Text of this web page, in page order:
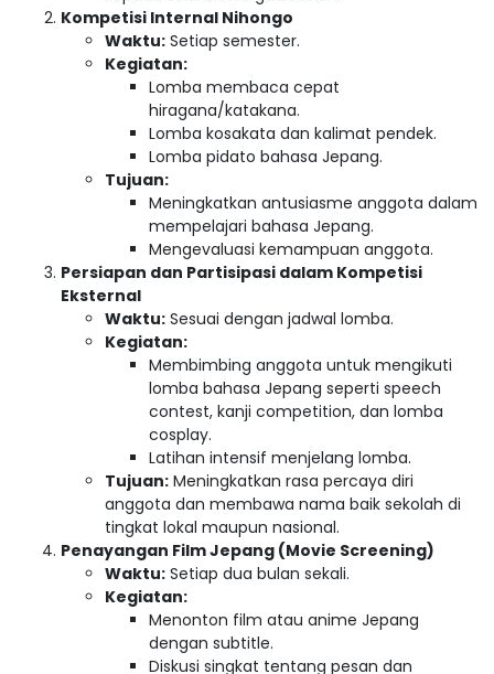
Kompetisi Internal Nihongo
Waktu: Setiap semester.
Kegiatan:
Lomba membaca cepat
hiragana/katakana.
Lomba kosakata dan kalimat pendek.
Lomba pidato bahasa Jepang.
Tujuan:
Meningkatkan antusiasme anggota dalam
mempelajari bahasa Jepang.
Mengevaluasi kemampuan anggota.
Persiapan dan Partisipasi dalam Kompetisi
Eksternal
Waktu: Sesuai dengan jadwal lomba.
Kegiatan:
Membimbing anggota untuk mengikuti
lomba bahasa Jepang seperti speech
contest, kanji competition, dan lomba
cosplay.
Latihan intensif menjelang lomba.
Tujuan: Meningkatkan rasa percaya diri
anggota dan membawa nama baik sekolah di
tingkat lokal maupun nasional.
Penayangan Film Jepang (Movie Screening)
Waktu: Setiap dua bulan sekali.
Kegiatan:
Menonton film atau anime Jepang
dengan subtitle.
Diskusi singkat tentang pesan dan